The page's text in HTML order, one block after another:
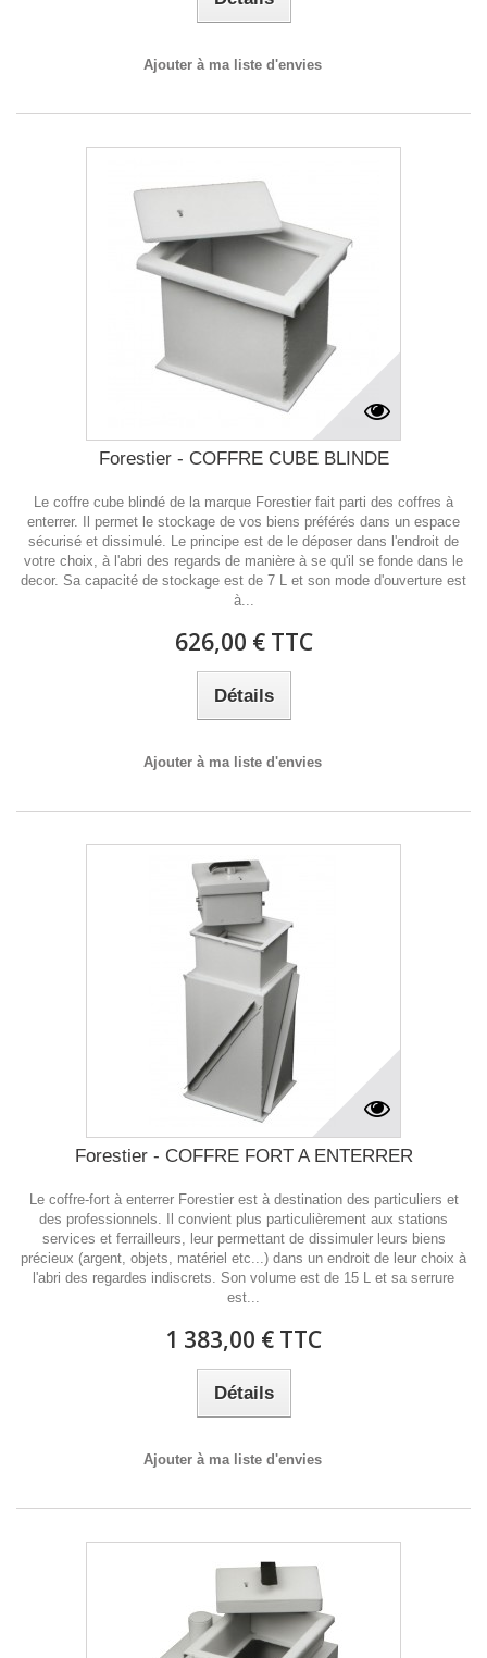
Ajouter à ma liste d'envies
Forestier - COFFRE CUBE BLINDE
Le coffre cube blindé de la marque Forestier fait parti des coffres à
enterrer. Il permet le stockage de vos biens préférés dans un espace
sécurisé et dissimulé. Le principe est de le déposer dans l'endroit de
votre choix, à l'abri des regards de manière à se qu'il se fonde dans le
decor. Sa capacité de stockage est de 7 L et son mode d'ouverture est
à...
626,00 € TTC
Détails
Ajouter à ma liste d'envies
Forestier - COFFRE FORT A ENTERRER
Le coffre-fort à enterrer Forestier est à destination des particuliers et
des professionnels. Il convient plus particulièrement aux stations
services et ferrailleurs, leur permettant de dissimuler leurs biens
précieux (argent, objets, matériel etc...) dans un endroit de leur choix à
l'abri des regardes indiscrets. Son volume est de 15 L et sa serrure
est...
1 383,00 € TTC
Détails
Ajouter à ma liste d'envies